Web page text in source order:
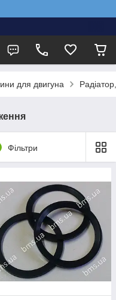
для двигуна
Фільтри